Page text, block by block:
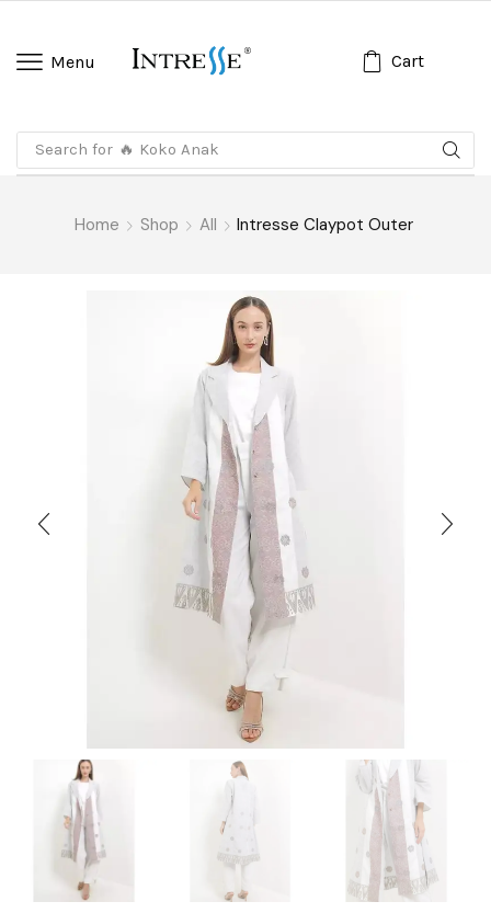
Menu Cart
Search for 🔥 Koko Anak
Home Shop All Intresse Claypot Outer